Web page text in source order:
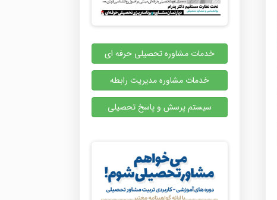
خدمات مشاوره تحصیلی حرفه ای
خدمات مشاوره مدیریت رابطه
سیستم پرسش و پاسخ تحصیلی